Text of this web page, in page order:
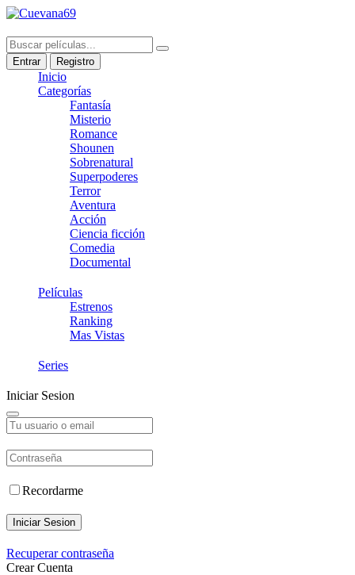
Entrar Registro
Inicio
Categorías
Fantasía
Misterio
Romance
Shounen
Sobrenatural
Superpoderes
Terror
Aventura
Acción
Ciencia ficción
Comedia
Documental
Películas
Estrenos
Ranking
Mas Vistas
Series
Iniciar Sesion
Recordarme
Iniciar Sesion
Recuperar contraseña
Crear Cuenta